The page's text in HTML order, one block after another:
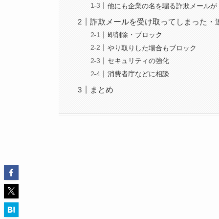
他にも企業の名を騙る詐欺メールが
詐欺メールを受け取ってしまった
即削除・ブロック
やり取りした場合もブロック
セキュリティの強化
消費者庁などに相談
まとめ